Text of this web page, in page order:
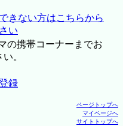
きない方はこちらから
い
の携帯コーナーまでお
。
録
ページトップへ
マイページへ
サイトトップへ